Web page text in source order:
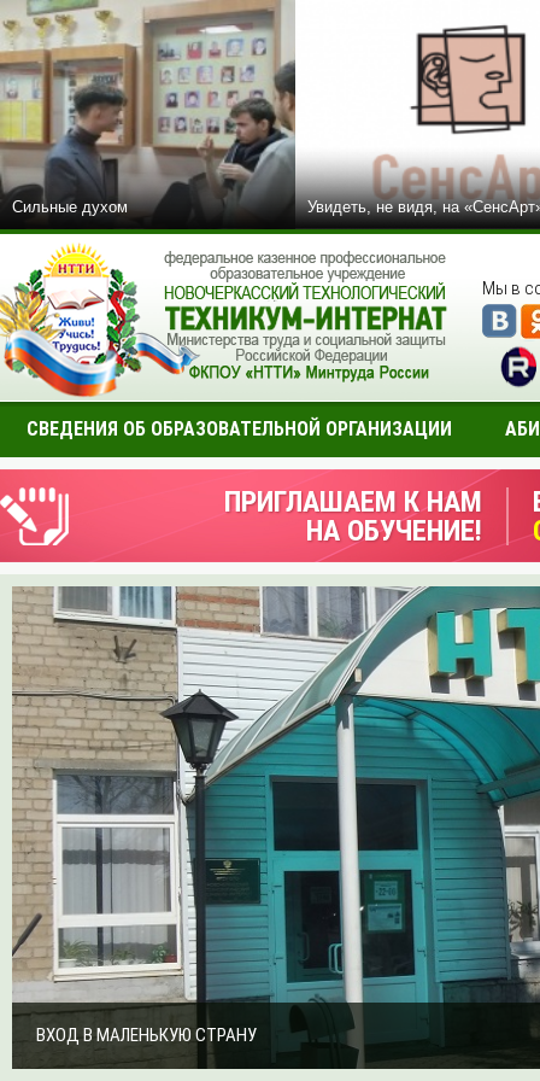
Сильные духом Увидеть, не видя, на
Мы в
СВЕДЕНИЯ ОБ ОБРАЗОВАТЕЛЬНОЙ ОРГАНИЗАЦИИ
ПРИГЛАШАЕМ К НАМ
НА ОБУЧЕНИЕ!
ВХОД В МАЛЕНЬКУЮ СТРАНУ